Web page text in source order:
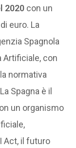
2020 con un
euro. La
Spagnola
Artificiale, con
normativa
Spagna è il
un organismo
Act, il futuro